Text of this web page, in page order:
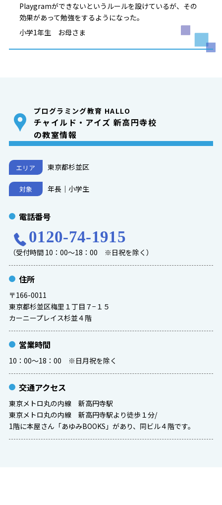
Playgramができないというルールを設けているが、その
効果があって勉強をするようになった。
小学1年生 お母さま
プログラミング教育 HALLO
チャイルド・アイズ 新高円寺校
の教室情報
エリア 東京都杉並区
対象 年長｜小学生
電話番号
0120-74-1915
（受付時間 10：00～18：00 ※日祝を除く）
住所
〒166-0011
東京都杉並区梅里１丁目７−１５
カーニープレイス杉並４階
営業時間
10：00～18：00 ※日月祝を除く
交通アクセス
東京メトロ丸の内線 新高円寺駅
東京メトロ丸の内線 新高円寺駅より徒歩１分/
1階に本屋さん「あゆみBOOKS」があり、同ビル４階です。